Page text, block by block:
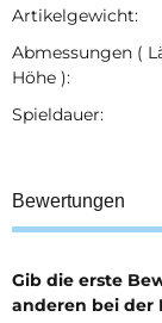
Artikelgewicht:
Abmessungen (
Höhe ):
Spieldauer:
Bewertungen
Gib die erste
anderen bei der